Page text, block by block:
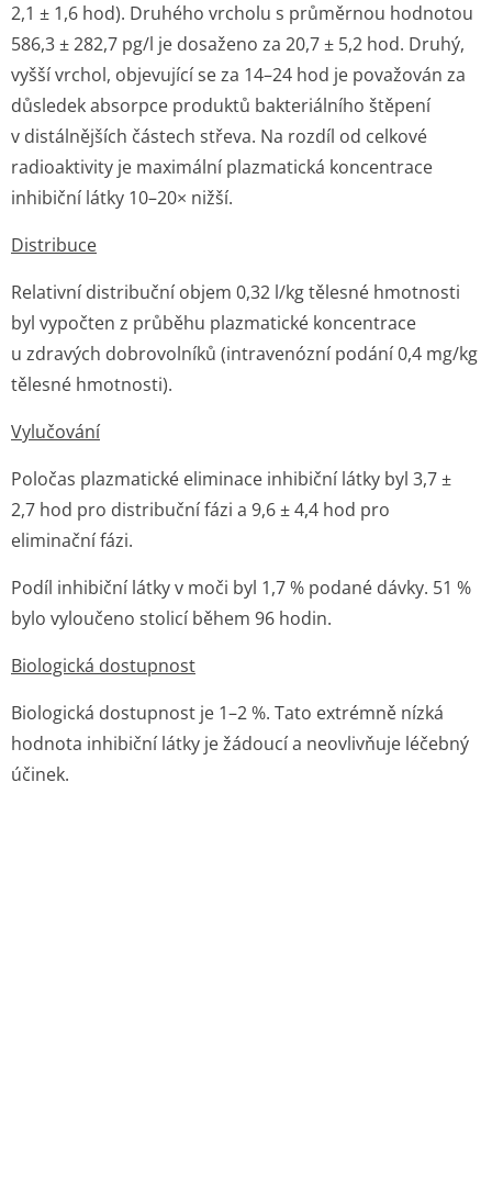
2,1 ± 1,6 hod). Druhého vrcholu s průměrnou hodnotou
586,3 ± 282,7 pg/l je dosaženo za 20,7 ± 5,2 hod. Druhý,
vyšší vrchol, objevující se za 14–24 hod je považován za
důsledek absorpce produktů bakteriálního štěpení
v distálnějších částech střeva. Na rozdíl od celkové
radioaktivity je maximální plazmatická koncentrace
inhibiční látky 10–20× nižší.
Distribuce
Relativní distribuční objem 0,32 l/kg tělesné hmotnosti
byl vypočten z průběhu plazmatické koncentrace
u zdravých dobrovolníků (intravenózní podání 0,4 mg/kg
tělesné hmotnosti).
Vylučování
Poločas plazmatické eliminace inhibiční látky byl 3,7 ±
2,7 hod pro distribuční fázi a 9,6 ± 4,4 hod pro
eliminační fázi.
Podíl inhibiční látky v moči byl 1,7 % podané dávky. 51 %
bylo vyloučeno stolicí během 96 hodin.
Biologická dostupnost
Biologická dostupnost je 1–2 %. Tato extrémně nízká
hodnota inhibiční látky je žádoucí a neovlivňuje léčebný
účinek.